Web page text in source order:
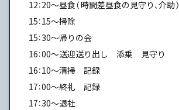
12：20～昼食（時間差昼食の見守り、介助）
15：15～掃除
15：30～帰りの会
16：00～送迎送り出し 添乗 見守り
16：10～清掃 記録
17：00～終礼 記録
17：30～退社